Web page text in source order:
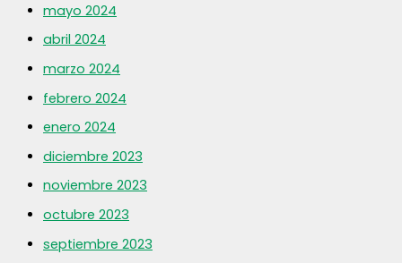
mayo 2024
abril 2024
marzo 2024
febrero 2024
enero 2024
diciembre 2023
noviembre 2023
octubre 2023
septiembre 2023